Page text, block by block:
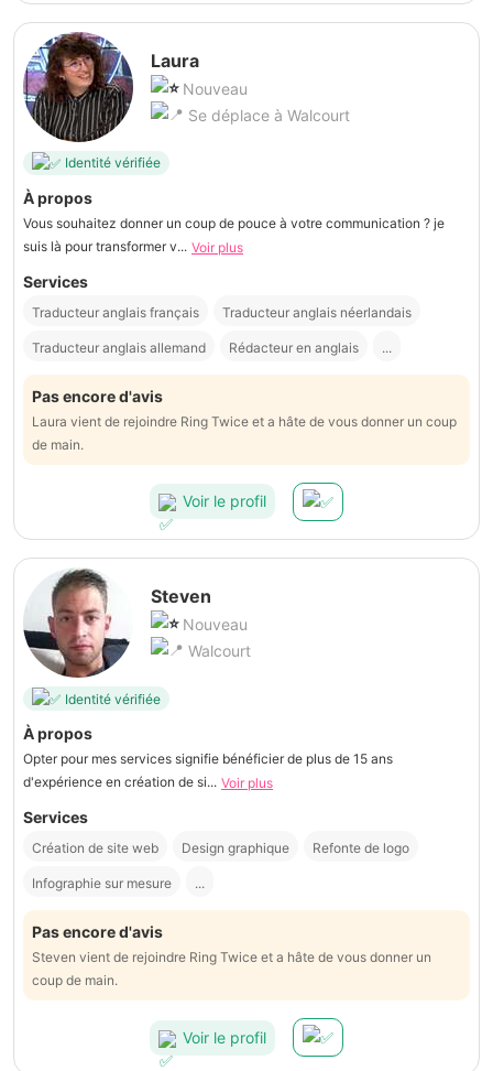
Laura
Nouveau
Se déplace à Walcourt
Identité vérifiée
À propos
Vous souhaitez donner un coup de pouce à votre communication ? je
suis là pour transformer v... Voir plus
Services
Traducteur anglais français Traducteur anglais néerlandais
Traducteur anglais allemand Rédacteur en anglais ...
Pas encore d'avis
Laura vient de rejoindre Ring Twice et a hâte de vous donner un coup
de main.
Voir le profil
Steven
Nouveau
Walcourt
Identité vérifiée
À propos
Opter pour mes services signifie bénéficier de plus de 15 ans
d'expérience en création de si... Voir plus
Services
Création de site web Design graphique Refonte de logo
Infographie sur mesure ...
Pas encore d'avis
Steven vient de rejoindre Ring Twice et a hâte de vous donner un
coup de main.
Voir le profil